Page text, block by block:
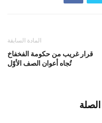
المادة السابقة
قرار غريب من حكومة الفخفاخ
تُجاه أعوان الصف الأوّل
الصلة